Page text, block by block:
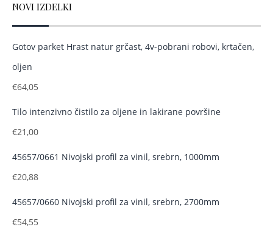
NOVI IZDELKI
Gotov parket Hrast natur grčast, 4v-pobrani robovi, krtačen,
oljen
€64,05
Tilo intenzivno čistilo za oljene in lakirane površine
€21,00
45657/0661 Nivojski profil za vinil, srebrn, 1000mm
€20,88
45657/0660 Nivojski profil za vinil, srebrn, 2700mm
€54,55